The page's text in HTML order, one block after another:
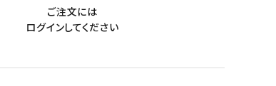
ご注文には
ログインしてください